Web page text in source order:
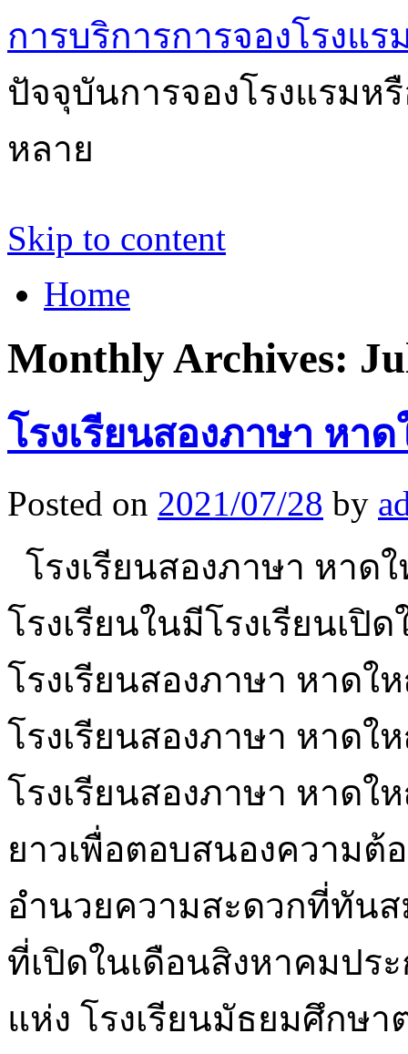
การบริการการจองโรงแ
ปัจจุบันการจองโรงแรมห
หลาย
Skip to content
Home
Monthly Archives:
โรงเรียนสองภาษา หา
Posted on 2021/07/28 by
โรงเรียนสองภาษา หาด
โรงเรียนในมีโรงเรียนเ
โรงเรียนสองภาษา หาดใ
โรงเรียนสองภาษา หาด
โรงเรียนสองภาษา หาด
ยาวเพื่อตอบสนองความต้
อำนวยความสะดวกที่ทัน
ที่เปิดในเดือนสิงหาคมปร
แห่ง โรงเรียนมัธยมศึกษา